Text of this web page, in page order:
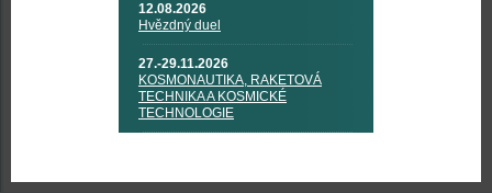
12.08.2026
Hvězdný duel
27.-29.11.2026
KOSMONAUTIKA, RAKETOVÁ
TECHNIKA A KOSMICKÉ
TECHNOLOGIE